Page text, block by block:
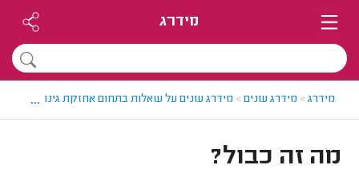
מידרג
מידרג> מידרג עונים> מידרג עונים על שאלות בתחום אחזקת גינות >...
מה זה כבול?